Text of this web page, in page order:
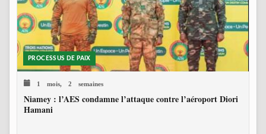
PROCESSUS DE PAIX
1 mois, 2 semaines
Niamey : l’AES condamne l’attaque contre l’aéroport Diori
Hamani